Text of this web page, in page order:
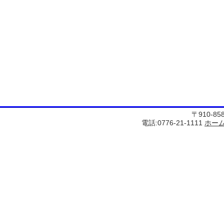
〒910-
電話:0776-21-1111 ホー